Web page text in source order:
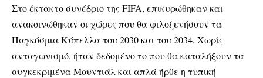
Στο έκτακτο συνέδριο της FIFA, επικυρώθηκαν και
ανακοινώθηκαν οι χώρες που θα φιλοξενήσουν τα
Παγκόσμια Κύπελλα του 2030 και του 2034. Χωρίς
ανταγωνισμό, ήταν δεδομένο το που θα καταλήξουν τα
συγκεκριμένα Μουντιάλ και απλά ήρθε η τυπική